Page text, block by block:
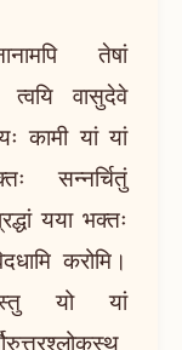
तेषां
त्वयि वासुदेवे
कामी यां यां
सन्नर्चितुं
यया भक्तः
करोमि।
यो यां